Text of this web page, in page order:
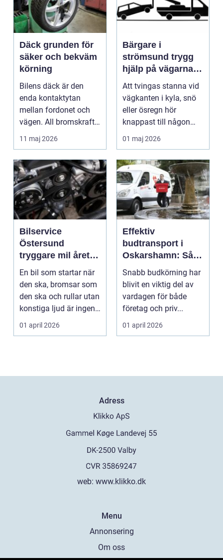
Däck grunden för
säker och bekväm
körning
Bilens däck är den
enda kontaktytan
mellan fordonet och
vägen. All bromskraft,
styrning och accelera...
11 maj 2026
Bärgare i
strömsund trygg
hjälp på vägarna
året runt
Att tvingas stanna vid
vägkanten i kyla, snö
eller ösregn hör
knappast till någon
bilägares drömscen...
01 maj 2026
Bilservice
Östersund
tryggare mil året
runt
En bil som startar när
den ska, bromsar som
den ska och rullar utan
konstiga ljud är ingen
självklar...
01 april 2026
Effektiv
budtransport i
Oskarshamn: Så
väljer företag och
privatpersoner rätt
lösning
Snabb budkörning har
blivit en viktig del av
vardagen för både
företag och priv...
01 april 2026
Adress
web: www.klikko.dk
Menu
Annonsering
Om oss